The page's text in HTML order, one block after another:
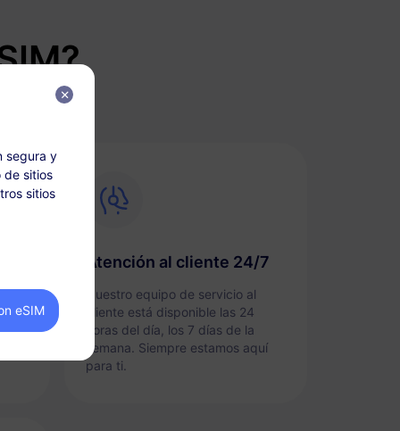
Atención al cliente 24/7
Nuestro equipo de servicio al
cliente está disponible las 24
horas del día, los 7 días de la
semana. Siempre estamos aquí
para ti.
segura y
de sitios
sitios
eSIM